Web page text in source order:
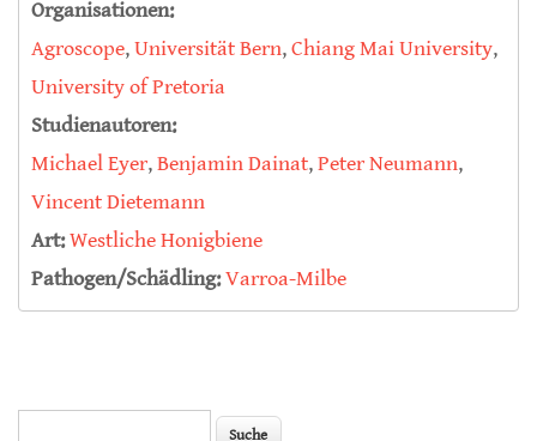
Organisationen:
Agroscope,Universität Bern,Chiang Mai University,
University of Pretoria
Studienautoren:
Michael Eyer,Benjamin Dainat,Peter Neumann,
Vincent Dietemann
Art:Westliche Honigbiene
Pathogen/Schädling:Varroa-Milbe